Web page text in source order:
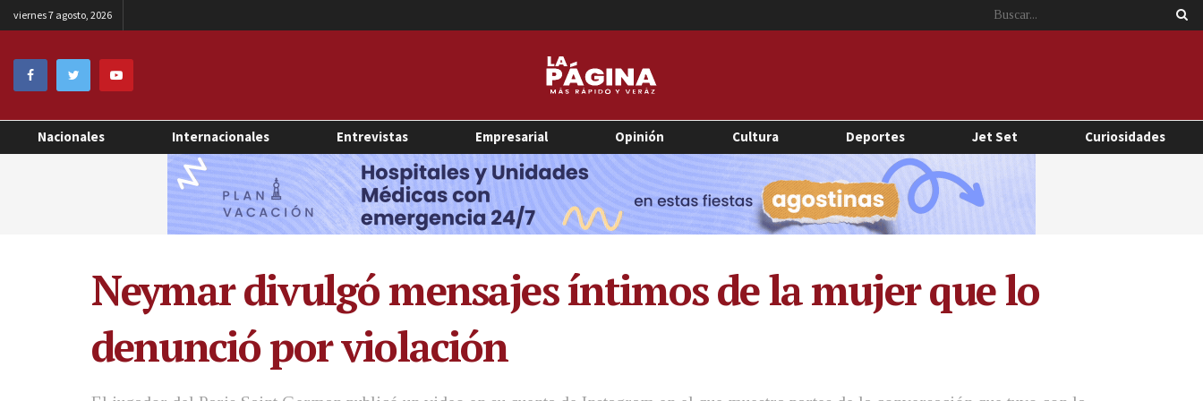
viernes 7 agosto, 2026
Nacionales Internacionales Entrevistas Empresarial Opinión Cultura Deportes Jet Set Curiosidades
Neymar divulgó mensajes íntimos de la mujer que lo
denunció por violación